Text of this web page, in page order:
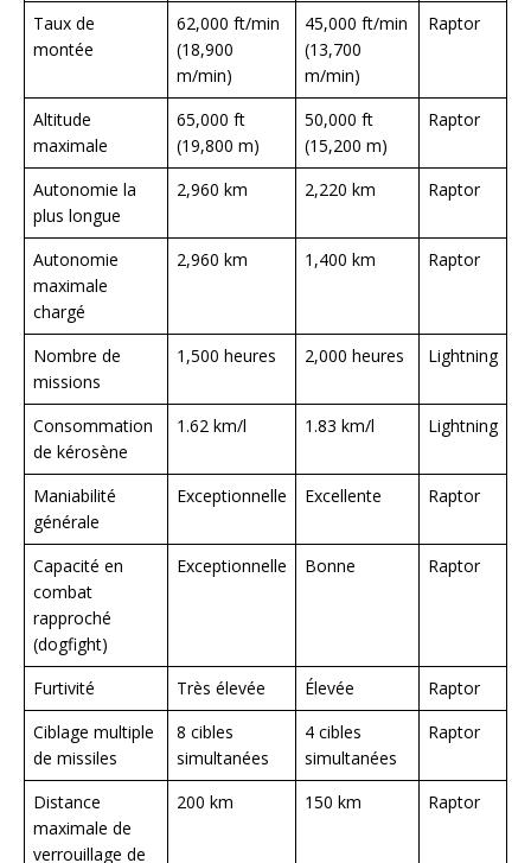
Taux de
montée
62,000 ft/min
(18,900
m/min)
45,000 ft/min
(13,700
m/min)
Raptor
Altitude
maximale
65,000 ft
(19,800 m)
50,000 ft
(15,200 m)
Raptor
Autonomie la
plus longue
2,960 km 2,220 km Raptor
Autonomie
maximale
chargé
2,960 km 1,400 km Raptor
Nombre de
missions
1,500 heures 2,000 heures Lightning
Consommation
de kérosène
1.62 km/l 1.83 km/l Lightning
Maniabilité
générale
Exceptionnelle Excellente Raptor
Capacité en
combat
rapproché
(dogfight)
Exceptionnelle Bonne Raptor
Furtivité Très élevée Élevée
Raptor
Ciblage multiple
de missiles
8 cibles
simultanées
4 cibles
simultanées
Raptor
Distance
maximale de
verrouillage de
200 km 150 km Raptor